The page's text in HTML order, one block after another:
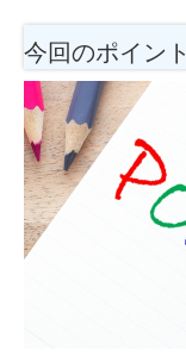
今回のポイント